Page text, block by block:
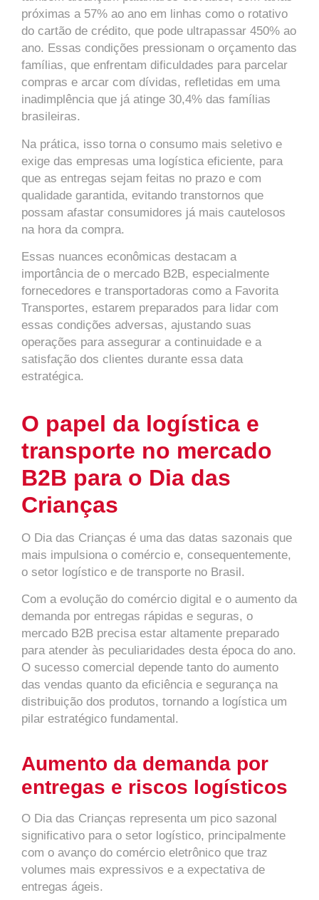
próximas a 57% ao ano em linhas como o rotativo
do cartão de crédito, que pode ultrapassar 450% ao
ano. Essas condições pressionam o orçamento das
famílias, que enfrentam dificuldades para parcelar
compras e arcar com dívidas, refletidas em uma
inadimplência que já atinge 30,4% das famílias
brasileiras.
Na prática, isso torna o consumo mais seletivo e
exige das empresas uma logística eficiente, para
que as entregas sejam feitas no prazo e com
qualidade garantida, evitando transtornos que
possam afastar consumidores já mais cautelosos
na hora da compra.
Essas nuances econômicas destacam a
importância de o mercado B2B, especialmente
fornecedores e transportadoras como a Favorita
Transportes, estarem preparados para lidar com
essas condições adversas, ajustando suas
operações para assegurar a continuidade e a
satisfação dos clientes durante essa data
estratégica.
O papel da logística e
transporte no mercado
B2B para o Dia das
Crianças
O Dia das Crianças é uma das datas sazonais que
mais impulsiona o comércio e, consequentemente,
o setor logístico e de transporte no Brasil.
Com a evolução do comércio digital e o aumento da
demanda por entregas rápidas e seguras, o
mercado B2B precisa estar altamente preparado
para atender às peculiaridades desta época do ano.
O sucesso comercial depende tanto do aumento
das vendas quanto da eficiência e segurança na
distribuição dos produtos, tornando a logística um
pilar estratégico fundamental.
Aumento da demanda por
entregas e riscos logísticos
O Dia das Crianças representa um pico sazonal
significativo para o setor logístico, principalmente
com o avanço do comércio eletrônico que traz
volumes mais expressivos e a expectativa de
entregas ágeis.